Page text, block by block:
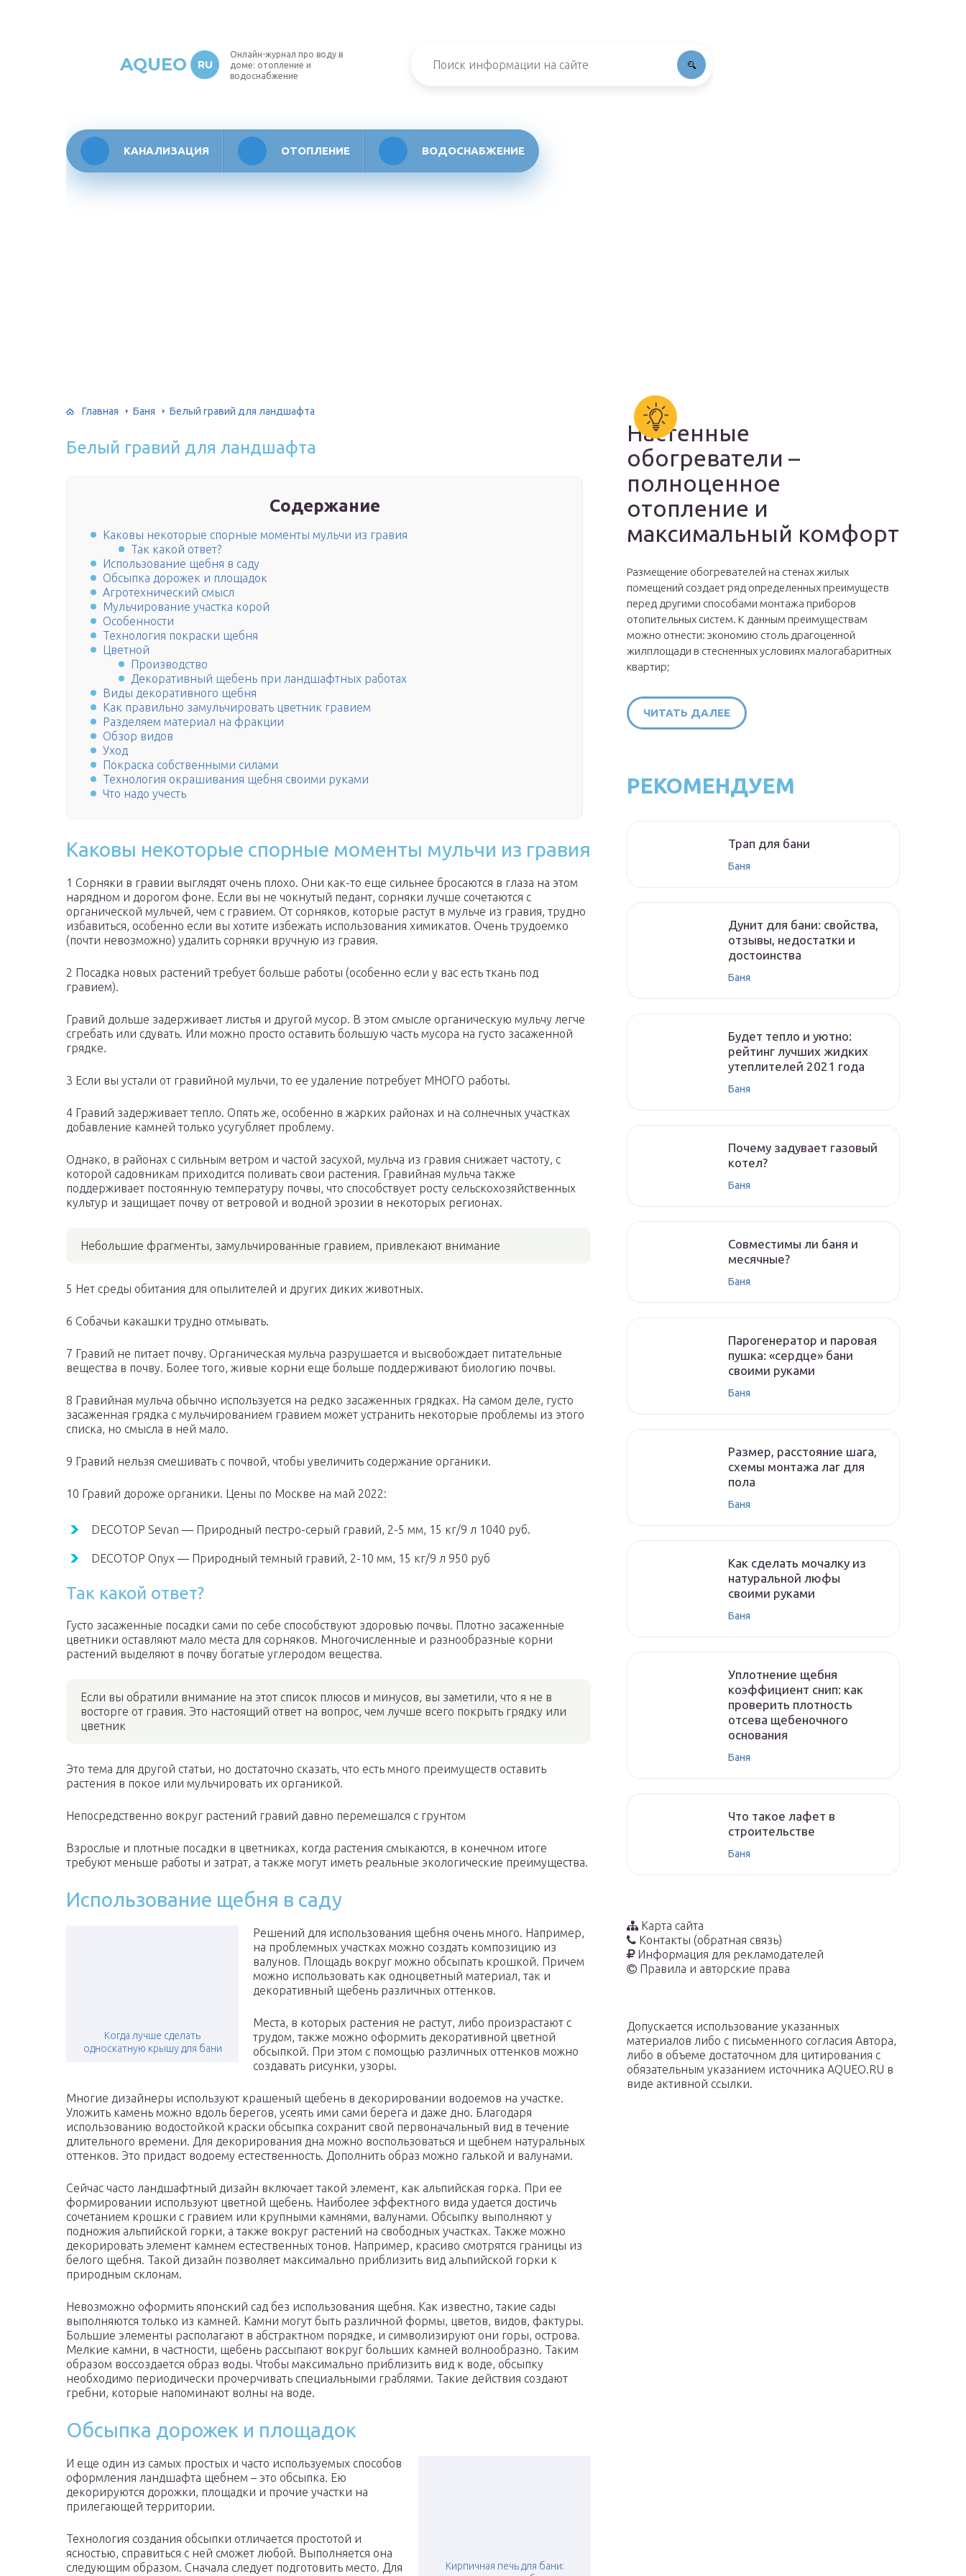
AQUEO RU
Онлайн-журнал про воду в
доме: отопление и
водоснабжение
КАНАЛИЗАЦИЯ ОТОПЛЕНИЕ ВОДОСНАБЖЕНИЕ
Главная Баня Белый гравий для ландшафта
Белый гравий для ландшафта
Содержание
Каковы некоторые спорные моменты мульчи из гравия
Так какой ответ?
Использование щебня в саду
Обсыпка дорожек и площадок
Агротехнический смысл
Мульчирование участка корой
Особенности
Технология покраски щебня
Цветной
Производство
Декоративный щебень при ландшафтных работах
Виды декоративного щебня
Как правильно замульчировать цветник гравием
Разделяем материал на фракции
Обзор видов
Уход
Покраска собственными силами
Технология окрашивания щебня своими руками
Что надо учесть
Каковы некоторые спорные моменты мульчи из гравия
1 Сорняки в гравии выглядят очень плохо. Они как-то еще сильнее бросаются в глаза на этом
нарядном и дорогом фоне. Если вы не чокнутый педант, сорняки лучше сочетаются с
органической мульчей, чем с гравием. От сорняков, которые растут в мульче из гравия, трудно
избавиться, особенно если вы хотите избежать использования химикатов. Очень трудоемко
(почти невозможно) удалить сорняки вручную из гравия.
2 Посадка новых растений требует больше работы (особенно если у вас есть ткань под
гравием).
Гравий дольше задерживает листья и другой мусор. В этом смысле органическую мульчу легче
сгребать или сдувать. Или можно просто оставить большую часть мусора на густо засаженной
грядке.
3 Если вы устали от гравийной мульчи, то ее удаление потребует МНОГО работы.
4 Гравий задерживает тепло. Опять же, особенно в жарких районах и на солнечных участках
добавление камней только усугубляет проблему.
Однако, в районах с сильным ветром и частой засухой, мульча из гравия снижает частоту, с
которой садовникам приходится поливать свои растения. Гравийная мульча также
поддерживает постоянную температуру почвы, что способствует росту сельскохозяйственных
культур и защищает почву от ветровой и водной эрозии в некоторых регионах.
Небольшие фрагменты, замульчированные гравием, привлекают внимание
5 Нет среды обитания для опылителей и других диких животных.
6 Собачьи какашки трудно отмывать.
7 Гравий не питает почву. Органическая мульча разрушается и высвобождает питательные
вещества в почву. Более того, живые корни еще больше поддерживают биологию почвы.
8 Гравийная мульча обычно используется на редко засаженных грядках. На самом деле, густо
засаженная грядка с мульчированием гравием может устранить некоторые проблемы из этого
списка, но смысла в ней мало.
9 Гравий нельзя смешивать с почвой, чтобы увеличить содержание органики.
10 Гравий дороже органики. Цены по Москве на май 2022:
DECOTOP Sevan — Природный пестро-серый гравий, 2-5 мм, 15 кг/9 л 1040 руб.
DECOTOP Onyx — Природный темный гравий, 2-10 мм, 15 кг/9 л 950 руб
Так какой ответ?
Густо засаженные посадки сами по себе способствуют здоровью почвы. Плотно засаженные
цветники оставляют мало места для сорняков. Многочисленные и разнообразные корни
растений выделяют в почву богатые углеродом вещества.
Если вы обратили внимание на этот список плюсов и минусов, вы заметили, что я не в
восторге от гравия. Это настоящий ответ на вопрос, чем лучше всего покрыть грядку или
цветник
Это тема для другой статьи, но достаточно сказать, что есть много преимуществ оставить
растения в покое или мульчировать их органикой.
Непосредственно вокруг растений гравий давно перемешался с грунтом
Взрослые и плотные посадки в цветниках, когда растения смыкаются, в конечном итоге
требуют меньше работы и затрат, а также могут иметь реальные экологические преимущества.
Использование щебня в саду
Когда лучше сделать
односкатную крышу для бани
Решений для использования щебня очень много. Например,
на проблемных участках можно создать композицию из
валунов. Площадь вокруг можно обсыпать крошкой. Причем
можно использовать как одноцветный материал, так и
декоративный щебень различных оттенков.
Места, в которых растения не растут, либо произрастают с
трудом, также можно оформить декоративной цветной
обсыпкой. При этом с помощью различных оттенков можно
создавать рисунки, узоры.
Многие дизайнеры используют крашеный щебень в декорировании водоемов на участке.
Уложить камень можно вдоль берегов, усеять ими сами берега и даже дно. Благодаря
использованию водостойкой краски обсыпка сохранит свой первоначальный вид в течение
длительного времени. Для декорирования дна можно воспользоваться и щебнем натуральных
оттенков. Это придаст водоему естественность. Дополнить образ можно галькой и валунами.
Сейчас часто ландшафтный дизайн включает такой элемент, как альпийская горка. При ее
формировании используют цветной щебень. Наиболее эффектного вида удается достичь
сочетанием крошки с гравием или крупными камнями, валунами. Обсыпку выполняют у
подножия альпийской горки, а также вокруг растений на свободных участках. Также можно
декорировать элемент камнем естественных тонов. Например, красиво смотрятся границы из
белого щебня. Такой дизайн позволяет максимально приблизить вид альпийской горки к
природным склонам.
Невозможно оформить японский сад без использования щебня. Как известно, такие сады
выполняются только из камней. Камни могут быть различной формы, цветов, видов, фактуры.
Большие элементы располагают в абстрактном порядке, и символизируют они горы, острова.
Мелкие камни, в частности, щебень рассыпают вокруг больших камней волнообразно. Таким
образом воссоздается образ воды. Чтобы максимально приблизить вид к воде, обсыпку
необходимо периодически прочерчивать специальными граблями. Такие действия создают
гребни, которые напоминают волны на воде.
Обсыпка дорожек и площадок
Кирпичная печь для бани:
И еще один из самых простых и часто используемых способов
оформления ландшафта щебнем – это обсыпка. Ею
декорируются дорожки, площадки и прочие участки на
прилегающей территории.
Технология создания обсыпки отличается простотой и
ясностью, справиться с ней сможет любой. Выполняется она
следующим образом. Сначала следует подготовить место. Для
Настенные
обогреватели –
полноценное
отопление и
максимальный комфорт
Размещение обогревателей на стенах жилых
помещений создает ряд определенных преимуществ
перед другими способами монтажа приборов
отопительных систем. К данным преимуществам
можно отнести: экономию столь драгоценной
жилплощади в стесненных условиях малогабаритных
квартир;
ЧИТАТЬ ДАЛЕЕ
РЕКОМЕНДУЕМ
Трап для бани
Баня
Дунит для бани: свойства,
отзывы, недостатки и
достоинства
Баня
Будет тепло и уютно:
рейтинг лучших жидких
утеплителей 2021 года
Баня
Почему задувает газовый
котел?
Баня
Совместимы ли баня и
месячные?
Баня
Парогенератор и паровая
пушка: «сердце» бани
своими руками
Баня
Размер, расстояние шага,
схемы монтажа лаг для
пола
Баня
Как сделать мочалку из
натуральной люфы
своими руками
Баня
Уплотнение щебня
коэффициент снип: как
проверить плотность
отсева щебеночного
основания
Баня
Что такое лафет в
строительстве
Баня
Карта сайта
Контакты (обратная связь)
Информация для рекламодателей
Правила и авторские права
Допускается использование указанных
материалов либо с письменного согласия Автора,
либо в объеме достаточном для цитирования с
обязательным указанием источника AQUEO.RU в
виде активной ссылки.